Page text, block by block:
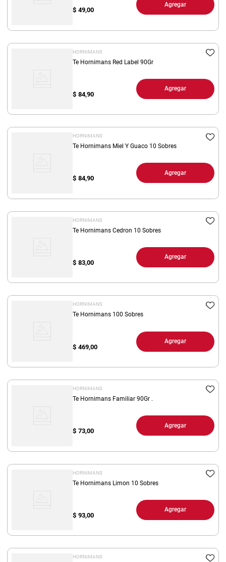
$ 49,00
Agregar
HORNIMANS
Te Hornimans Red Label 90Gr
$ 84,90
Agregar
HORNIMANS
Te Hornimans Miel Y Guaco 10 Sobres
$ 84,90
Agregar
HORNIMANS
Te Hornimans Cedron 10 Sobres
$ 83,00
Agregar
HORNIMANS
Te Hornimans 100 Sobres
$ 469,00
Agregar
HORNIMANS
Te Hornimans Familiar 90Gr .
$ 73,00
Agregar
HORNIMANS
Te Hornimans Limon 10 Sobres
$ 93,00
Agregar
HORNIMANS